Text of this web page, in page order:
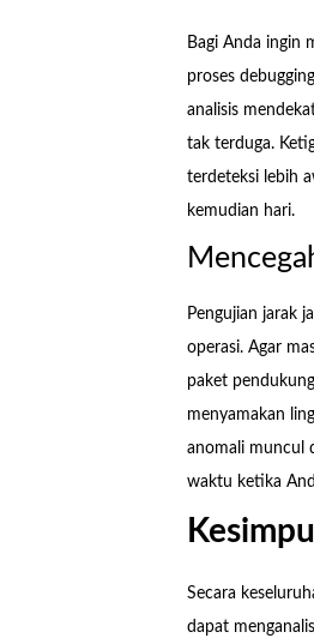
Bagi Anda ingin
proses
analisis
tak terduga.
terdeteksi lebih
kemudian hari.
Pengujian jarak
operasi. Agar
paket
menyamakan
anomali muncul
waktu ketika
Secara
dapat